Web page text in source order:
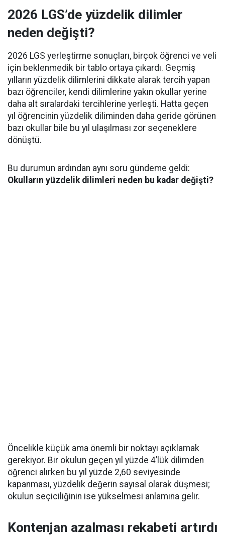
2026 LGS’de yüzdelik dilimler
neden değişti?
2026 LGS yerleştirme sonuçları, birçok öğrenci ve veli
için beklenmedik bir tablo ortaya çıkardı. Geçmiş
yılların yüzdelik dilimlerini dikkate alarak tercih yapan
bazı öğrenciler, kendi dilimlerine yakın okullar yerine
daha alt sıralardaki tercihlerine yerleşti. Hatta geçen
yıl öğrencinin yüzdelik diliminden daha geride görünen
bazı okullar bile bu yıl ulaşılması zor seçeneklere
dönüştü.
Bu durumun ardından aynı soru gündeme geldi:
Okulların yüzdelik dilimleri neden bu kadar değişti?
Öncelikle küçük ama önemli bir noktayı açıklamak
gerekiyor. Bir okulun geçen yıl yüzde 4’lük dilimden
öğrenci alırken bu yıl yüzde 2,60 seviyesinde
kapanması, yüzdelik değerin sayısal olarak düşmesi;
okulun seçiciliğinin ise yükselmesi anlamına gelir.
Kontenjan azalması rekabeti artırdı